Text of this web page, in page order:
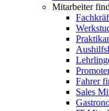
Mitarbeiter
Fahrer
Sales